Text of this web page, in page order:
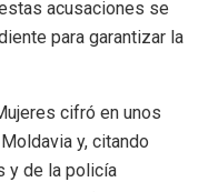
acusaciones se
para garantizar la
cifró en unos
y, citando
y de la policía